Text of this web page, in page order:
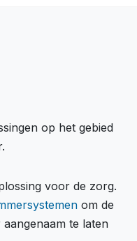
op het gebied
voor de zorg.
om de
te laten